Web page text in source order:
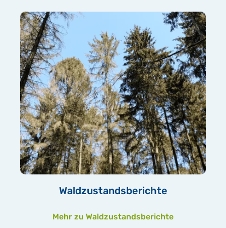
Waldzustandsberichte
Mehr zu Waldzustandsberichte